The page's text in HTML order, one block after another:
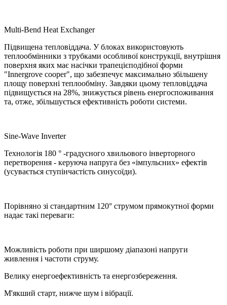
Multi-Bend Heat Exchanger
Підвищена тепловіддача. У блоках використовують
теплообмінники з трубками особливої конструкції, внутрішня
поверхня яких має насічки трапецієподібної форми
"Innergrove cooper", що забезпечує максимально збільшену
площу поверхні теплообміну. Завдяки цьому тепловіддача
підвищується на 28%, знижується рівень енергоспоживання
та, отже, збільшується ефективність роботи системи.
Sine-Wave Inverter
Технологія 180 ° -градусного хвильового інверторного
перетворення - керуюча напруга без «імпульсних» ефектів
(усувається ступінчастість синусоїди).
Порівняно зі стандартним 120° струмом прямокутної форми
надає такі переваги:
Можливість роботи при ширшому діапазоні напруги
живлення і частоти струму.
Велику енергоефективність та енергозбереження.
М'якший старт, нижче шум і вібрації.